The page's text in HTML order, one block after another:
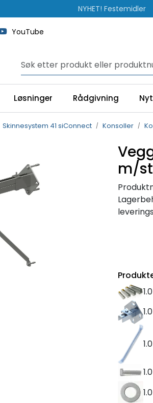
NYHET! 150 nye varer
YouTube
Løsninger Rådgivning
Skinnesystem 41 siConnect Konsoller
m/